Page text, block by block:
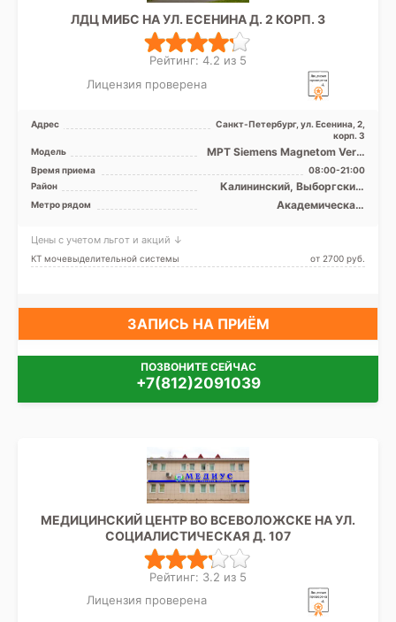
ЛДЦ МИБС НА УЛ. ЕСЕНИНА Д. 2 КОРП. 3
Рейтинг: 4.2 из 5
Лицензия проверена
Адрес
Санкт-Петербург, ул. Есенина, 2,
корп. 3
Модель
МРТ Siemens Magnetom Verio
3T закрытый тип, КТ Siemens
Biograph 64 рез ...
Время приема
08:00-21:00
Район
Калининский, Выборгский,
Кронштадтский, Курортный,
Приморский, Лен. область
Метро рядом
Академическая,
Парнас, Пионерская,
Площадь Мужества,
Цены с учетом льгот и акций ↓
КТ мочевыделительной системы от 2700 pуб.
ЗАПИСЬ НА ПРИЁМ
ПОЗВОНИТЕ СЕЙЧАС
+7(812)2091039
МЕДИЦИНСКИЙ ЦЕНТР ВО ВСЕВОЛОЖСКЕ НА УЛ.
СОЦИАЛИСТИЧЕСКАЯ Д. 107
Рейтинг: 3.2 из 5
Лицензия проверена